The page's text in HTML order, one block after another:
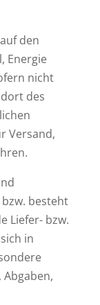
den
Energie
nicht
des
Versand,
besteht
Liefer- bzw.
in